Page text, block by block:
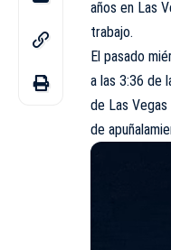
años en Las
trabajo.
El pasado
a las 3:36 de
de Las
de